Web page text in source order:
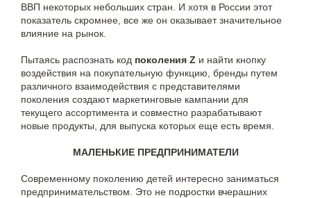
ВВП некоторых небольших стран. И хотя в России этот
показатель скромнее, все же он оказывает значительное
влияние на рынок.
Пытаясь распознать код поколения Z и найти кнопку
воздействия на покупательную функцию, бренды путем
различного взаимодействия с представителями
поколения создают маркетинговые кампании для
текущего ассортимента и совместно разрабатывают
новые продукты, для выпуска которых еще есть время.
МАЛЕНЬКИЕ ПРЕДПРИНИМАТЕЛИ
Современному поколению детей интересно заниматься
предпринимательством. Это не подростки вчерашних